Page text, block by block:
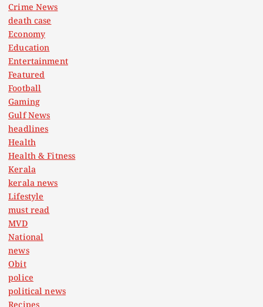
Crime News
death case
Economy
Education
Entertainment
Featured
Football
Gaming
Gulf News
headlines
Health
Health & Fitness
Kerala
kerala news
Lifestyle
must read
MVD
National
news
Obit
police
political news